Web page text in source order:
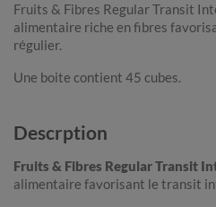
Fruits & Fibres Regular Transit
alimentaire riche en fibres
régulier.
Une boite contient 45 cubes.
Descrption
Fruits & Fibres Regular Transit
alimentaire favorisant le transit